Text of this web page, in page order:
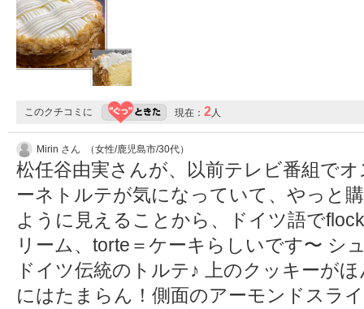
このクチコミに 現在： 2人
Mirin さん （女性/鹿児島市/30代）
松任谷由実さんが、以前テレビ番組で
ーネトルテが気になっていて、やっと
ように見えることから、ドイツ語で
リーム、torte＝ケーキらしいです〜 シ
ドイツ伝統のトルテ♪ 上のクッキーが
にはたまらん！側面のアーモンドスラ